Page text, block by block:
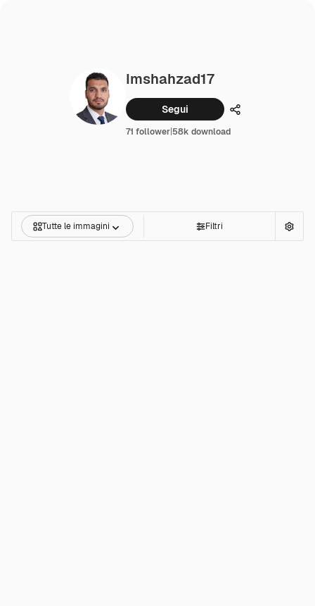
Imshahzad17
Segui Condividi
71 follower|58k download
Tutte le immagini Filtri